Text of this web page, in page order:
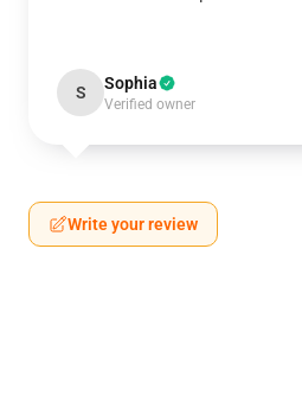
S Sophia
Verified owner
Write your review